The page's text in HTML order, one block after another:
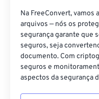
Na FreeConvert, vamos
arquivos — nós os
segurança garante que
seguros, seja
documento. Com
seguros e
aspectos da segurança